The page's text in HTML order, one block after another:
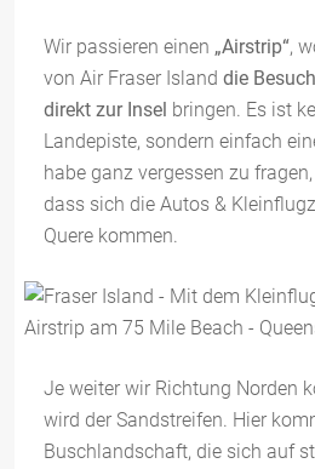
Wir passieren einen „Airstrip“,
von Air Fraser Island die
direkt zur Insel bringen. Es ist
Landepiste, sondern einfach
habe ganz vergessen zu
dass sich die Autos &
Quere kommen.
Je weiter wir Richtung Norden
wird der Sandstreifen. Hier
Buschlandschaft, die sich auf